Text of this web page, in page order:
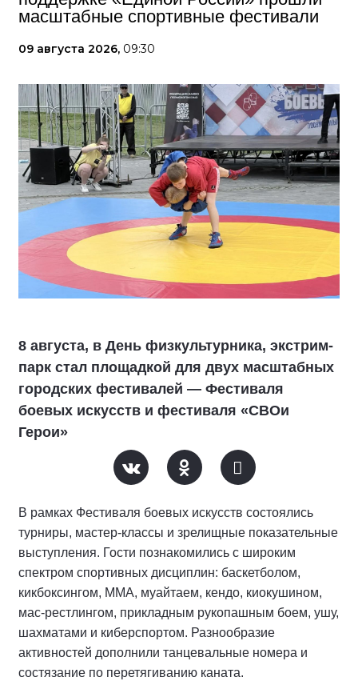
масштабные спортивные фестивали
09 августа 2026, 09:30
8 августа, в День физкультурника, экстрим-
парк стал площадкой для двух масштабных
городских фестивалей — Фестиваля
боевых искусств и фестиваля «СВОи
Герои»
В рамках Фестиваля боевых искусств состоялись
турниры, мастер-классы и зрелищные показательные
выступления. Гости познакомились с широким
спектром спортивных дисциплин: баскетболом,
кикбоксингом, ММА, муайтаем, кендо, киокушином,
мас-рестлингом, прикладным рукопашным боем, ушу,
шахматами и киберспортом. Разнообразие
активностей дополнили танцевальные номера и
состязание по перетягиванию каната.